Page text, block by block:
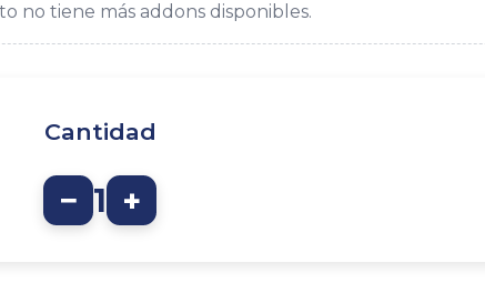
no tiene más addons disponibles.
Cantidad
− 1 +